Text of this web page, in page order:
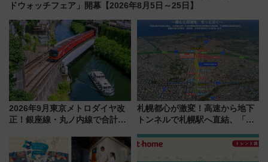
ドウォッチフェア」開幕【2026年8月5日～25日】
2026年9月東京メトロダイヤ改
正！銀座線・丸ノ内線で合計
札幌都心が激変！高速から地下
トンネルで札幌駅へ直結、「創
から本格着工、延長4.8km整備